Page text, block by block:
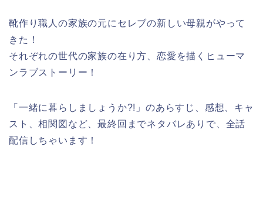
靴作り職人の家族の元にセレブの新しい母親がやって
きた！
それぞれの世代の家族の在り方、恋愛を描くヒューマ
ンラブストーリー！
「一緒に暮らしましょうか?!」のあらすじ、感想、キャ
スト、相関図など、最終回までネタバレありで、全話
配信しちゃいます！